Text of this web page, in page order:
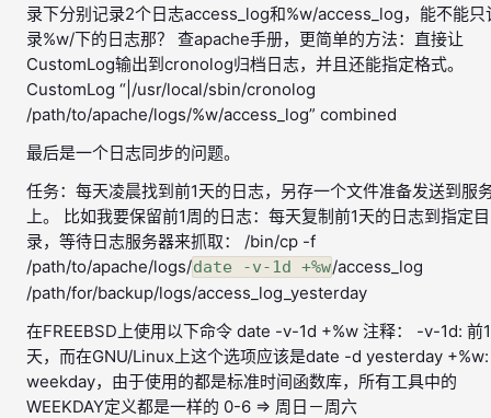
录下分别记录2个日志access_log和%w/access_log，能不能只
录%w/下的日志那？ 查apache手册，更简单的方法：直接让
CustomLog输出到cronolog归档日志，并且还能指定格式。
CustomLog “|/usr/local/sbin/cronolog
/path/to/apache/logs/%w/access_log” combined
最后是一个日志同步的问题。
任务：每天凌晨找到前1天的日志，另存一个文件准备发送到服
上。 比如我要保留前1周的日志：每天复制前1天的日志到指定目
录，等待日志服务器来抓取： /bin/cp -f
/path/to/apache/logs/date -v-1d +%w/access_log
/path/for/backup/logs/access_log_yesterday
在FREEBSD上使用以下命令 date -v-1d +%w 注释： -v-1d: 前1
天，而在GNU/Linux上这个选项应该是date -d yesterday +%w:
weekday，由于使用的都是标准时间函数库，所有工具中的
WEEKDAY定义都是一样的 0-6 => 周日－周六